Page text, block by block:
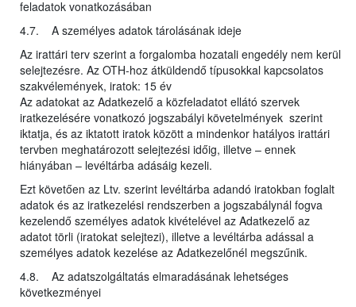
feladatok vonatkozásában
4.7. A személyes adatok tárolásának ideje
Az irattári terv szerint a forgalomba hozatali engedély nem kerül
selejtezésre. Az OTH-hoz átküldendő típusokkal kapcsolatos
szakvélemények, iratok: 15 év
Az adatokat az Adatkezelő a közfeladatot ellátó szervek
iratkezelésére vonatkozó jogszabályi követelmények szerint
iktatja, és az iktatott iratok között a mindenkor hatályos irattári
tervben meghatározott selejtezési időig, illetve – ennek
hiányában – levéltárba adásáig kezeli.
Ezt követően az Ltv. szerint levéltárba adandó iratokban foglalt
adatok és az iratkezelési rendszerben a jogszabálynál fogva
kezelendő személyes adatok kivételével az Adatkezelő az
adatot törli (iratokat selejtezi), illetve a levéltárba adással a
személyes adatok kezelése az Adatkezelőnél megszűnik.
4.8. Az adatszolgáltatás elmaradásának lehetséges
következményei